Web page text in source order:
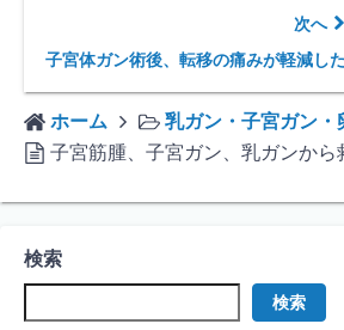
次へ
子宮体ガン術後、転移の痛みが軽減した
ホーム
乳ガン・子宮ガン・
子宮筋腫、子宮ガン、乳ガンから
検索
検索